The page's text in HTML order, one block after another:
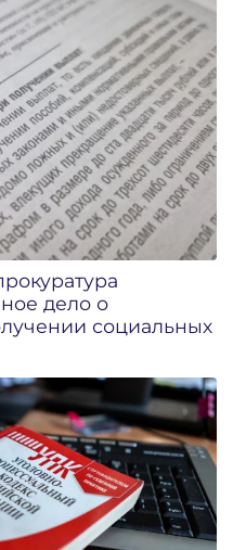
дело о
социальных